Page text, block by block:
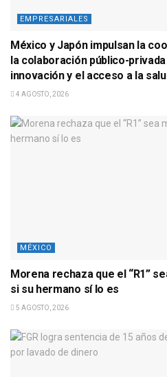
EMPRESARIALES
México y Japón impulsan la
la colaboración público-
innovación y el acceso a la
4 AGOSTO, 2026
MÉXICO
Morena rechaza que el “R1”
si su hermano sí lo es
5 AGOSTO, 2026